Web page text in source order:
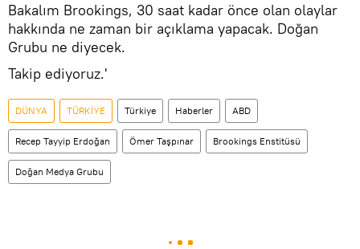
Bakalım Brookings, 30 saat kadar önce olan olaylar
hakkında ne zaman bir açıklama yapacak. Doğan
Grubu ne diyecek.
Takip ediyoruz.'
DÜNYA TÜRKİYE Türkiye Haberler ABD
Recep Tayyip Erdoğan Ömer Taşpınar Brookings Enstitüsü
Doğan Medya Grubu